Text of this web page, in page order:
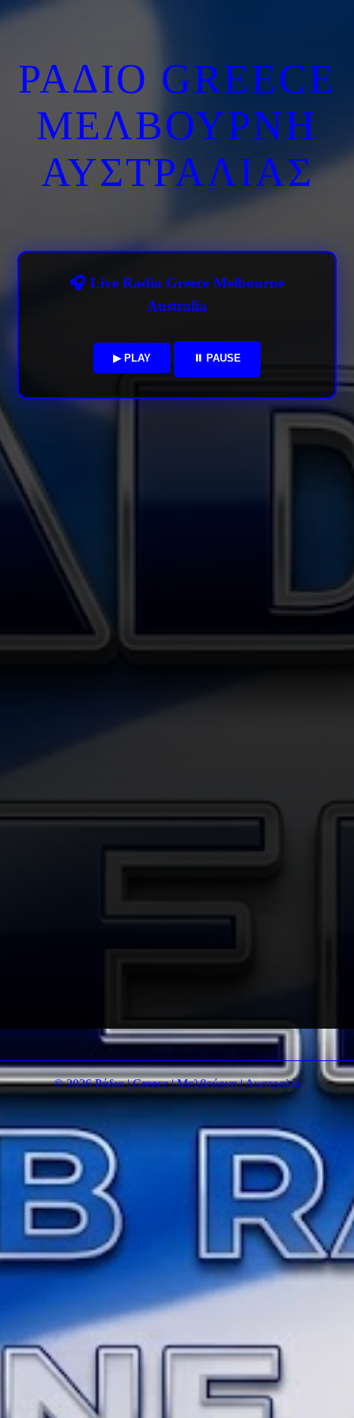
ΡΑΔΙΟ GREECE
ΜΕΛΒΟΥΡΝΗ
ΑΥΣΤΡΑΛΙΑΣ
🎧 Live Radio Greece Melbourne
Australia
▶ PLAY ⏸ PAUSE
© 2026 Ράδιο | Greece | Μελβούρνη | Αυστραλία